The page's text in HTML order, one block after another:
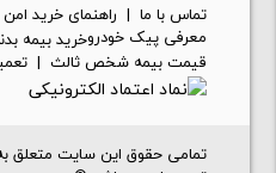
تماس با ما| راهنمای خرید امن
معرفی پیک خودروخرید بیمه
قیمت بیمه شخص ثالث|
تمامی حقوق این سایت متعلق